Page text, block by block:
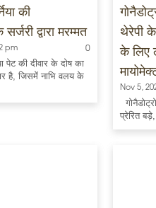
की
द्वारा मरम्मत
pm 0
पेट की दीवार के दोष का
है, जिसमें नाभि वलय के
थेरेपी
के लिए
Nov 5,
प्रेरित